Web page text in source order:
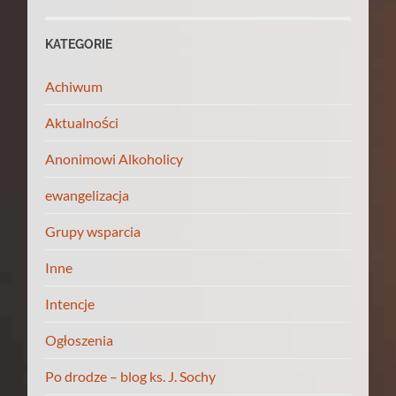
KATEGORIE
Achiwum
Aktualności
Anonimowi Alkoholicy
ewangelizacja
Grupy wsparcia
Inne
Intencje
Ogłoszenia
Po drodze – blog ks. J. Sochy